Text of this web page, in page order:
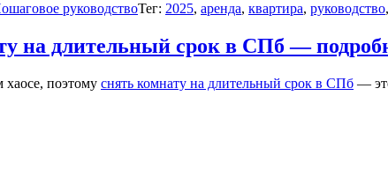
руководствоТег: 2025, аренда, квартира, руководство,
на длительный срок в СПб —
хаосе, поэтому снять комнату на длительный срок в СПб —